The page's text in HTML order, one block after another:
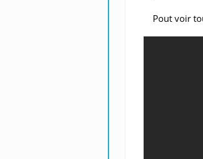
Pout voir